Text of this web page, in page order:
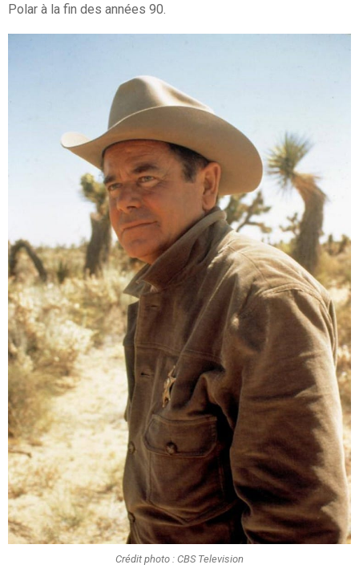
Polar à la fin des années 90.
Crédit photo : CBS Television